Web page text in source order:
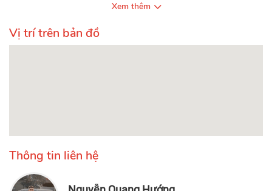
Xem thêm
Vị trí trên bản đồ
Thông tin liên hệ